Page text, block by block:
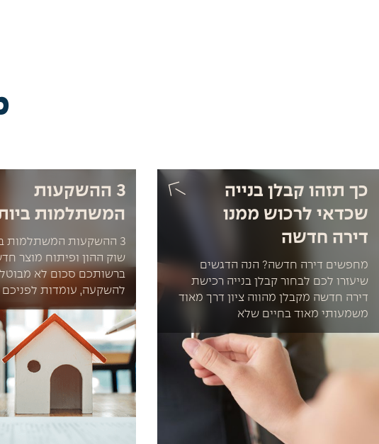
כך תזהו קבלן בנייה
שכדאי לרכוש ממנו
דירה חדשה
מחפשים דירה חדשה? הנה הדגשים
שיעזרו לכם לבחור קבלן בנייה רכישת
דירה חדשה מקבלן מהווה ציון דרך מאוד
משמעותי מאוד בחיים שלא
3 ההשקעות
המשתלמות
3 ההשקעות המשתלמות
שוק ההון ופיתוח מוצר
ברשותכם סכום לא
להשקעה, עומדות